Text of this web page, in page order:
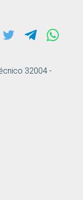
32004 -
Twitter Telegram